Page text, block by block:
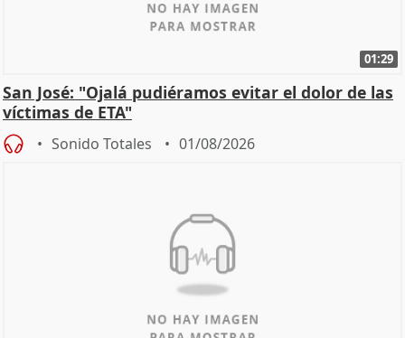
01:29
San José: "Ojalá pudiéramos evitar el dolor de las
víctimas de ETA"
Sonido Totales 01/08/2026